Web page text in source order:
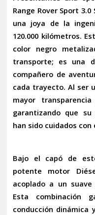
Range Rover Sport 3.0
una joya de la
120.000 kilómetros.
color negro
transporte; es una
compañero de
cada trayecto. Al ser
mayor
garantizando que
han sido cuidados
Bajo el capó de
potente motor
acoplado a un
Esta combinación
conducción dinámica